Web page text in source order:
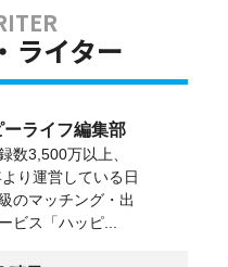
ライター
ライフ編集部
数3,500万以上、
り運営している日
のマッチング・出
ビス「ハッピ...